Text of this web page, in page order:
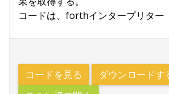
コードは、forthインタープリター
コードを見る
ダウンロードす